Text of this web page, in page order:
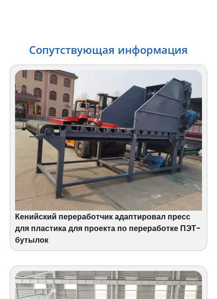
Сопутствующая информация
Кенийский переработчик адаптировал пресс
для пластика для проекта по переработке ПЭТ-
бутылок